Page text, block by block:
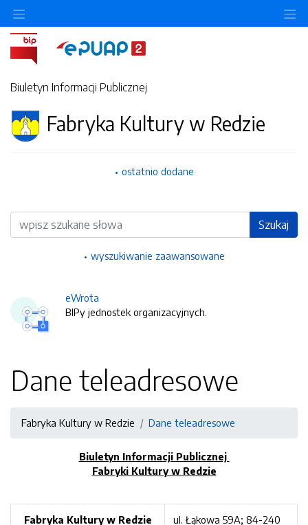
Biuletyn Informacji Publicznej
Fabryka Kultury w Redzie
ostatnio dodane
Wyszukiwarka Szukaj
wyszukiwanie zaawansowane
eWrota
BIPy jednostek organizacyjnych.
Dane teleadresowe
Fabryka Kultury w Redzie Dane teleadresowe
Biuletyn Informacji Publicznej
Fabryki Kultury w Redzie
Fabryka Kultury w Redzie
ul. Łąkowa 59A; 84-240